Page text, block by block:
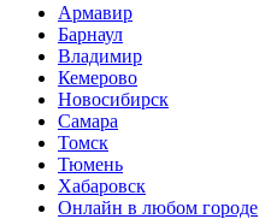
Армавир
Барнаул
Владимир
Кемерово
Новосибирск
Самара
Томск
Тюмень
Хабаровск
Онлайн в любом городе